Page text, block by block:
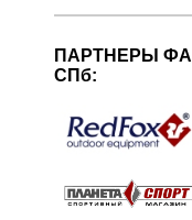
ПАРТНЕРЫ ФА
СПб: